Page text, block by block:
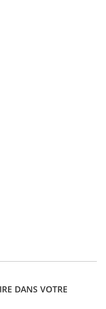
DANS VOTRE